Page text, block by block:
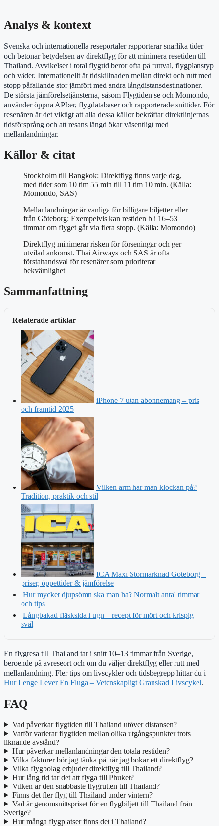
Analys & kontext
Svenska och internationella reseportaler rapporterar snarlika tider
och betonar betydelsen av direktflyg för att minimera resetiden till
Thailand. Avvikelser i total flygtid beror ofta på ruttval, flygplanstyp
och väder. Internationellt är tidskillnaden mellan direkt och rutt med
stopp påfallande stor jämfört med andra långdistansdestinationer.
De största jämförelsetjänsterna, såsom Flygtiden.se och Momondo,
använder öppna API:er, flygdatabaser och rapporterade snittider. För
resenären är det viktigt att alla dessa källor bekräftar direktlinjernas
tidsförsprång och att resans längd ökar väsentligt med
mellanlandningar.
Källor & citat
Stockholm till Bangkok: Direktflyg finns varje dag,
med tider som 10 tim 55 min till 11 tim 10 min. (Källa:
Momondo, SAS)
Mellanlandningar är vanliga för billigare biljetter eller
från Göteborg: Exempelvis kan restiden bli 16–53
timmar om flyget går via flera stopp. (Källa: Momondo)
Direktflyg minimerar risken för förseningar och ger
utvilad ankomst. Thai Airways och SAS är ofta
förstahandsval för resenärer som prioriterar
bekvämlighet.
Sammanfattning
Relaterade artiklar
iPhone 7 utan abonnemang – pris
och framtid 2025
Vilken arm har man klockan på?
Tradition, praktik och stil
ICA Maxi Stormarknad Göteborg –
priser, öppettider & jämförelse
Hur mycket djupsömn ska man ha? Normalt antal timmar
och tips
Långbakad fläsksida i ugn – recept för mört och krispig
svål
En flygresa till Thailand tar i snitt 10–13 timmar från Sverige,
beroende på avreseort och om du väljer direktflyg eller rutt med
mellanlandning. Fler tips om livscykler och tidsbegrepp hittar du i
Hur Lenge Lever En Fluga – Vetenskapligt Granskad Livscykel.
FAQ
Vad påverkar flygtiden till Thailand utöver distansen?
Varför varierar flygtiden mellan olika utgångspunkter trots
liknande avstånd?
Hur påverkar mellanlandningar den totala restiden?
Vilka faktorer bör jag tänka på när jag bokar ett direktflyg?
Vilka flygbolag erbjuder direktflyg till Thailand?
Hur lång tid tar det att flyga till Phuket?
Vilken är den snabbaste flygrutten till Thailand?
Finns det fler flyg till Thailand under vintern?
Vad är genomsnittspriset för en flygbiljett till Thailand från
Sverige?
Hur många flygplatser finns det i Thailand?